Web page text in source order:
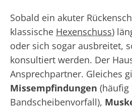
Sobald ein akuter
klassische Hexenschuss)
oder sich sogar ausbreitet,
konsultiert werden. Der
Ansprechpartner. Gleiches
Missempfindungen (häufig
Bandscheibenvorfall),